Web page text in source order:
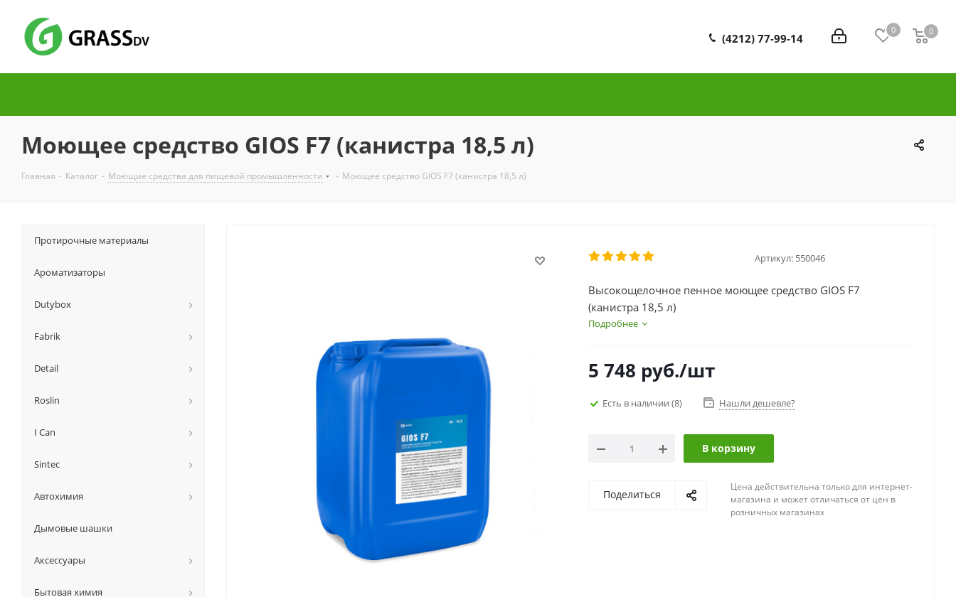
0 0
0
(4212) 77-99-14
Моющее средство GIOS F7 (канистра 18,5 л)
Главная - Каталог - Моющие средства для пищевой промышленности - Моющее средство GIOS F7 (канистра 18,5 л)
Артикул: 550046
Высокощелочное пенное моющее средство GIOS F7
(канистра 18,5 л)
Подробнее
5 748 руб./шт
Есть в наличии (8) Нашли дешевле?
В корзину
Поделиться
Цена действительна только для интернет-
магазина и может отличаться от цен в
розничных магазинах
Протирочные материалы
Ароматизаторы
Dutybox
Fabrik
Detail
Roslin
I Can
Sintec
Автохимия
Дымовые шашки
Аксессуары
Бытовая химия